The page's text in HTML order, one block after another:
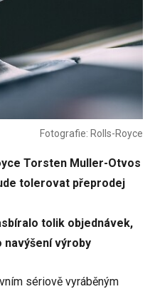
Fotografie: Rolls-Royce
Torsten Muller-Otvos
tolerovat přeprodej
tolik objednávek,
navýšení výroby
sériově vyráběným